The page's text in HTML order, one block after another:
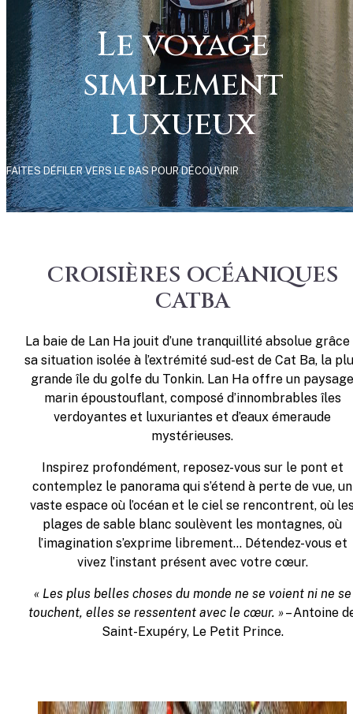
Le voyage
simplement
luxueux
FAITES DÉFILER VERS LE BAS POUR DÉCOUVRIR
CROISIÈRES OCÉANIQUES
CATBA
La baie de Lan Ha jouit d’une tranquillité absolue grâce
sa situation isolée à l’extrémité sud-est de Cat Ba, la
grande île du golfe du Tonkin. Lan Ha offre un paysage
marin époustouflant, composé d’innombrables îles
verdoyantes et luxuriantes et d’eaux émeraude
mystérieuses.
Inspirez profondément, reposez-vous sur le pont et
contemplez le panorama qui s’étend à perte de vue, un
vaste espace où l’océan et le ciel se rencontrent, où
plages de sable blanc soulèvent les montagnes, où
l’imagination s’exprime librement… Détendez-vous et
vivez l’instant présent avec votre cœur.
« Les plus belles choses du monde ne se voient ni ne se
touchent, elles se ressentent avec le cœur. »– Antoine
Saint-Exupéry, Le Petit Prince.